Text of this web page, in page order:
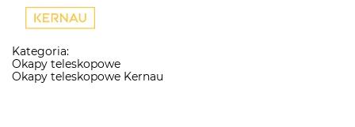
Kategoria:
Okapy teleskopowe
Okapy teleskopowe Kernau